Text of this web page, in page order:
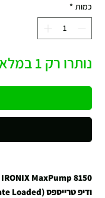
כמות *
נותרו רק 1 במלאי
ודיפ טרייספס (Plate Loaded)